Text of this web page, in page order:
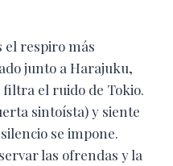
el respiro más
junto a Harajuku,
filtra el ruido de Tokio.
sintoísta) y siente
se impone.
las ofrendas y la